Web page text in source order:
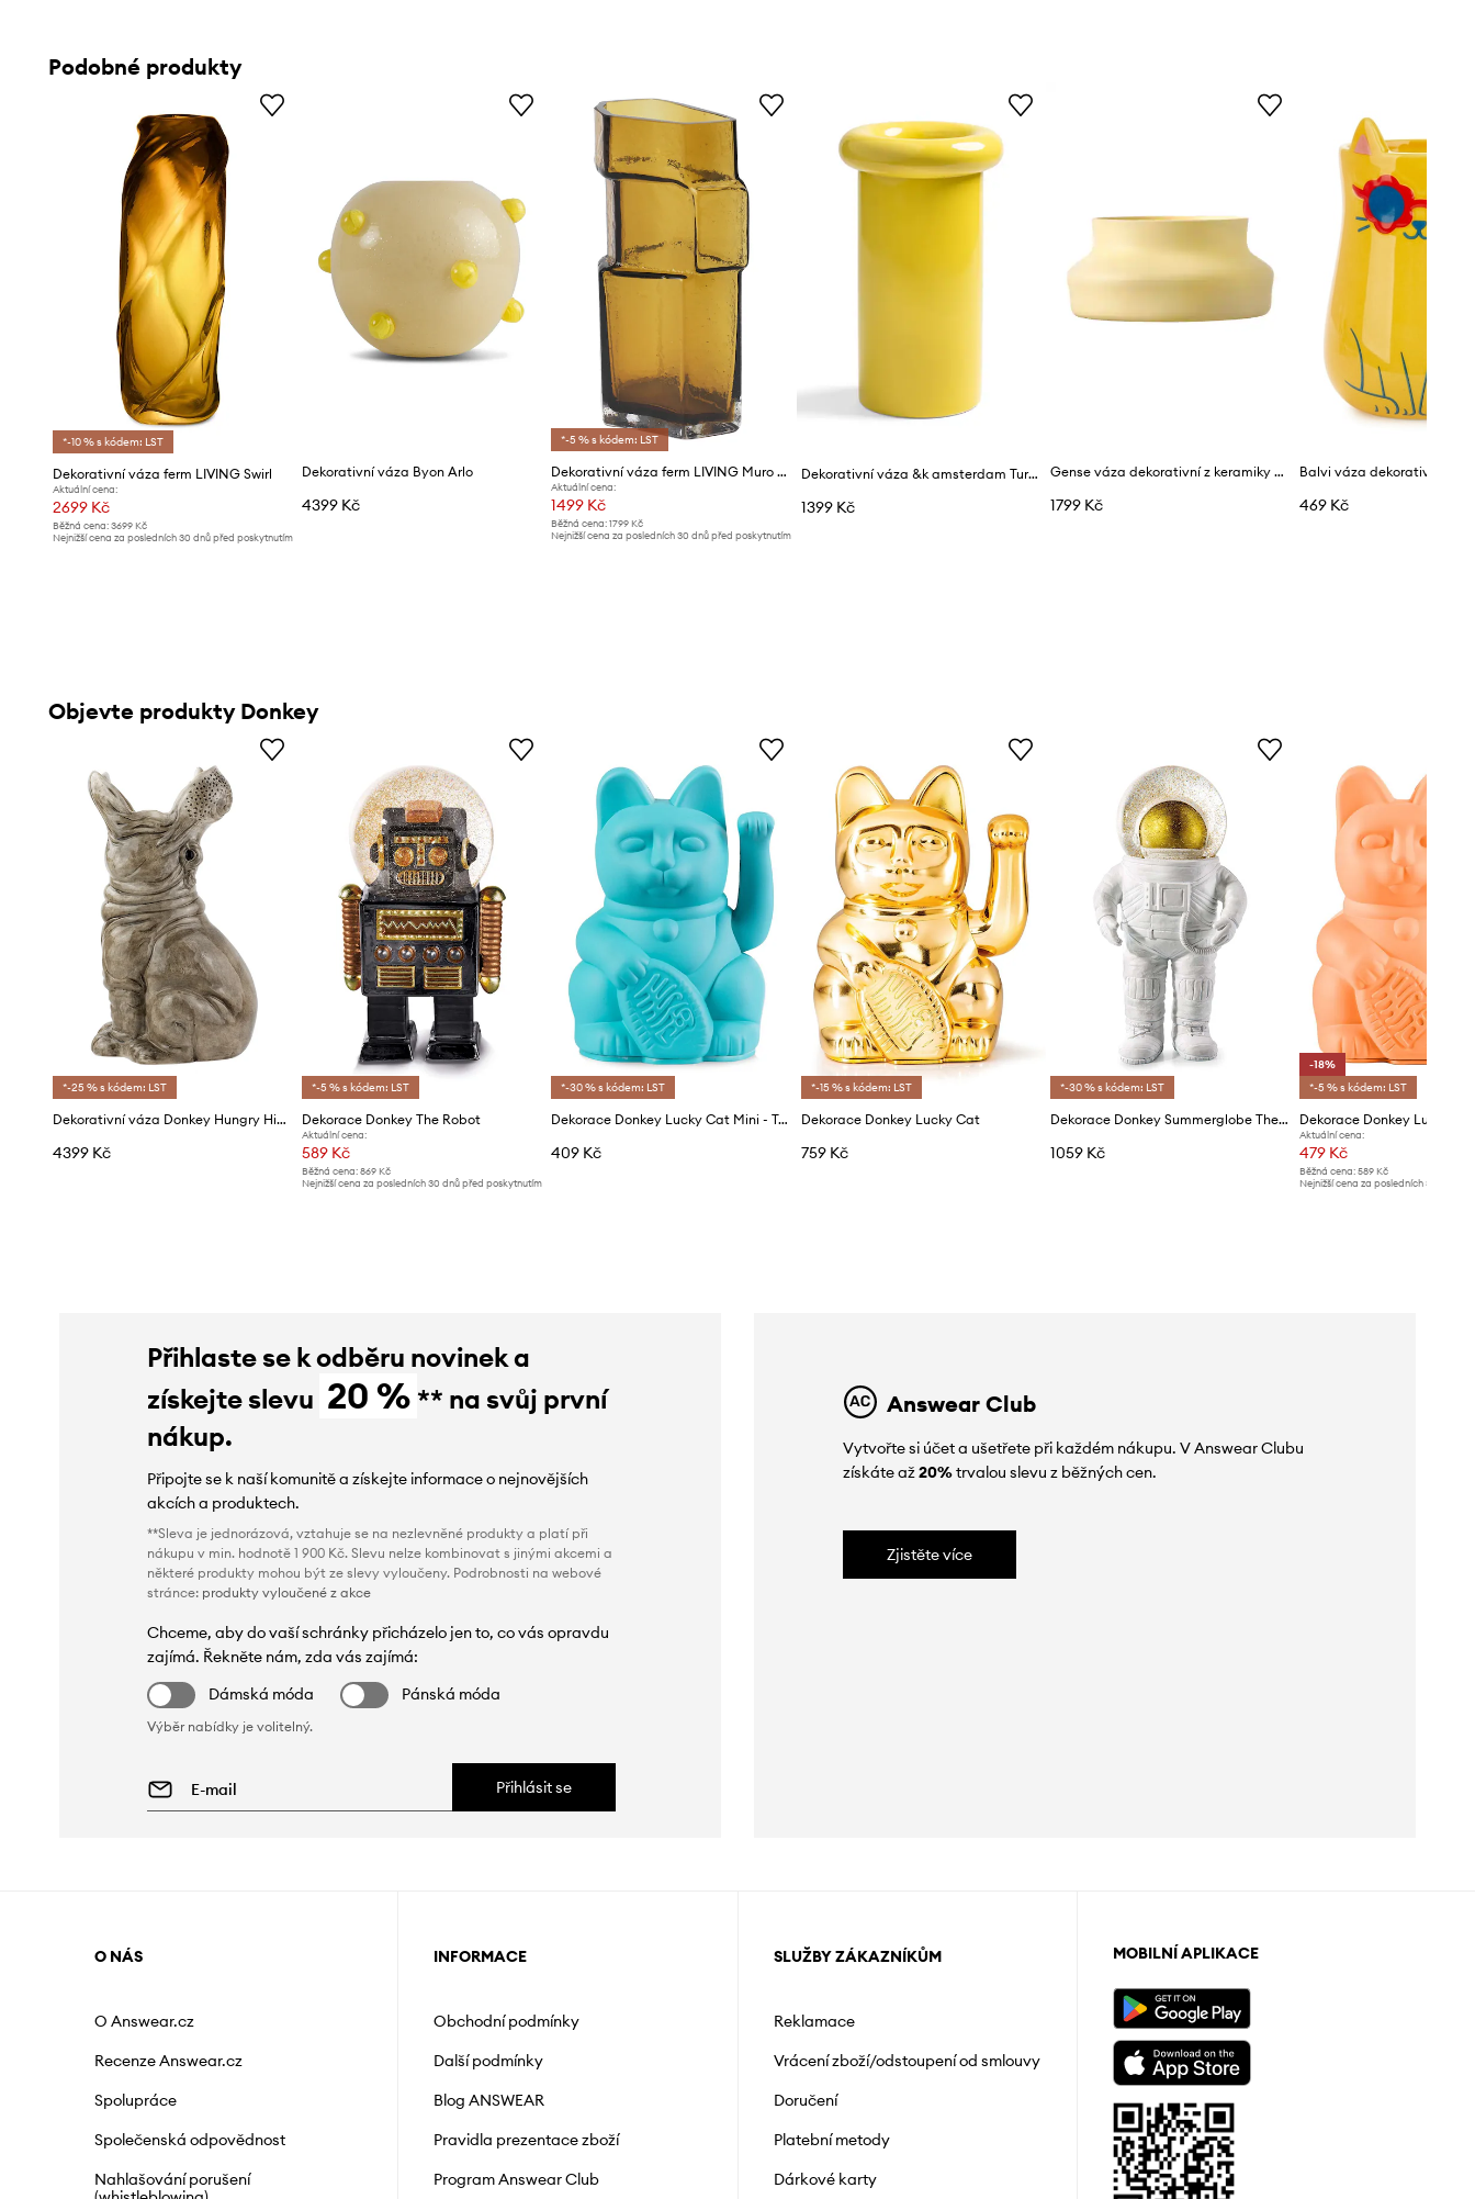
Podobné produkty
*-10 % s kódem: LST
Dekorativní váza ferm LIVING Swirl
Aktuální cena:
2699 Kč
Běžná cena: 3699 Kč
Nejnižší cena za posledních 30 dnů před poskytnutím
Dekorativní váza Byon Arlo
4399 Kč
*-5 % s kódem: LST
Dekorativní váza ferm LIVING Muro x Utzon
Aktuální cena:
1499 Kč
Běžná cena: 1799 Kč
Nejnižší cena za posledních 30 dnů před poskytnutím
Dekorativní váza &k amsterdam Turban Yelllow
1399 Kč
Gense váza dekorativní z keramiky 25 x 12 cm
1799 Kč 469 Kč
Objevte produkty Donkey
*-25 % s kódem: LST
Dekorativní váza Donkey Hungry Hippos
4399 Kč
*-5 % s kódem: LST
Dekorace Donkey The Robot
Aktuální cena:
589 Kč
Běžná cena:869 Kč
Nejnižší cena za posledních 30 dnů před poskytnutím
*-30 % s kódem: LST
Dekorace Donkey Lucky Cat Mini - Turquoise
409 Kč
*-15 % s kódem: LST
Dekorace Donkey Lucky Cat
759 Kč
*-30 % s kódem: LST
Dekorace Donkey Summerglobe The Astronaut
1059 Kč
-18%
*-5 % s kódem: LST
Dekorace Donkey Lucky
Aktuální cena:
479 Kč
Běžná cena: 589 Kč
Nejnižší cena za posledních 30 dnů
Přihlaste se k odběru novinek a
získejte slevu 20 % ** na svůj první
nákup.
Připojte se k naší komunitě a získejte informace o nejnovějších
akcích a produktech.
**Sleva je jednorázová, vztahuje se na nezlevněné produkty a platí při
nákupu v min. hodnotě 1 900 Kč. Slevu nelze kombinovat s jinými akcemi a
některé produkty mohou být ze slevy vyloučeny. Podrobnosti na webové
stránce: produkty vyloučené z akce
Chceme, aby do vaší schránky přicházelo jen to, co vás opravdu
zajímá. Řekněte nám, zda vás zajímá:
Dámská móda
Pánská móda
Výběr nabídky je volitelný.
Přihlásit se
Answear Club
Vytvořte si účet a ušetřete při každém nákupu. V Answear Clubu
získáte až20%trvalou slevu z běžných cen.
Zjistěte více
O NÁS
O Answear.cz
Recenze Answear.cz
Spolupráce
Společenská odpovědnost
Nahlašování porušení
INFORMACE
Obchodní podmínky
Další podmínky
Blog ANSWEAR
Pravidla prezentace zboží
Program Answear Club
SLUŽBY ZÁKAZNÍKŮM
Reklamace
Vrácení zboží/odstoupení od smlouvy
Doručení
Platební metody
Dárkové karty
MOBILNÍ APLIKACE